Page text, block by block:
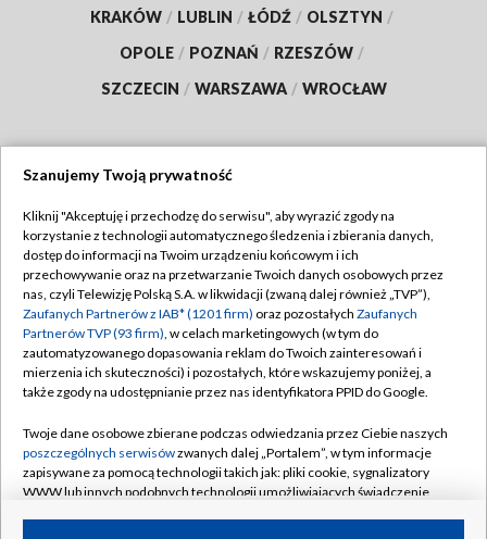
KRAKÓW / LUBLIN / ŁÓDŹ / OLSZTYN /
OPOLE / POZNAŃ / RZESZÓW /
SZCZECIN / WARSZAWA / WROCŁAW
TVP
Abonament TVP
Emisja w TVP
Centrum informacji TVP
Naziemna Telewizja Cyfrowa
Rada Programowa
System NOS
Informacje o nadawcy
Regulamin TVP
Polityka prywatności
Moje zgody
Pomoc
Kontakt
Kanały
Szanujemy Twoją prywatność
Kliknij "Akceptuję i przechodzę do serwisu", aby wyrazić zgody na
korzystanie z technologii automatycznego śledzenia i zbierania danych,
dostęp do informacji na Twoim urządzeniu końcowym i ich
przechowywanie oraz na przetwarzanie Twoich danych osobowych przez
nas, czyli Telewizję Polską S.A. w likwidacji (zwaną dalej również „TVP”),
Zaufanych Partnerów z IAB* (1201 firm) oraz pozostałych Zaufanych
Partnerów TVP (93 firm), w celach marketingowych (w tym do
zautomatyzowanego dopasowania reklam do Twoich zainteresowań i
mierzenia ich skuteczności) i pozostałych, które wskazujemy poniżej, a
także zgody na udostępnianie przez nas identyfikatora PPID do Google.
Twoje dane osobowe zbierane podczas odwiedzania przez Ciebie naszych
poszczególnych serwisówzwanych dalej „Portalem”, w tym informacje
zapisywane za pomocą technologii takich jak: pliki cookie, sygnalizatory
WWW lub innych podobnych technologii umożliwiających świadczenie